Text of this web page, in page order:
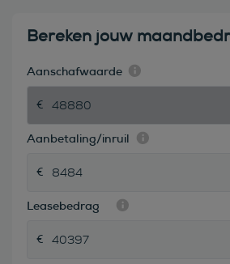
Bereken jouw
Aanschafwaarde
Aanbetaling/inruil
Leasebedrag